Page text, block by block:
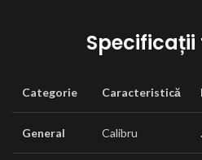
Specificații
Categorie Caracteristică
General Calibru